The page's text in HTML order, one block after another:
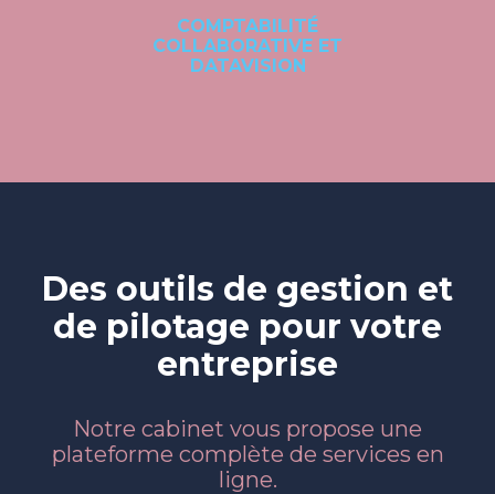
COMPTABILITÉ
COLLABORATIVE ET
DATAVISION
Des outils de gestion et
de pilotage pour votre
entreprise
Notre cabinet vous propose une
plateforme complète de services en
ligne.